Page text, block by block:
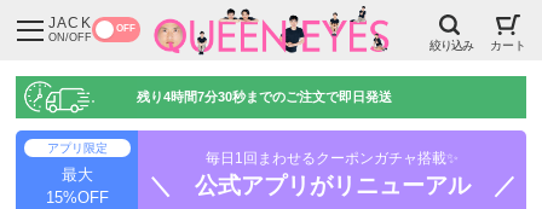
JACK
ON/OFF
OFF
絞り込み カート
残り4時間7分29秒までのご注文で即日発送
アプリ限定
最大
15%OFF
毎日1回まわせるクーポンガチャ搭載✨
＼ 公式アプリがリニューアル ／